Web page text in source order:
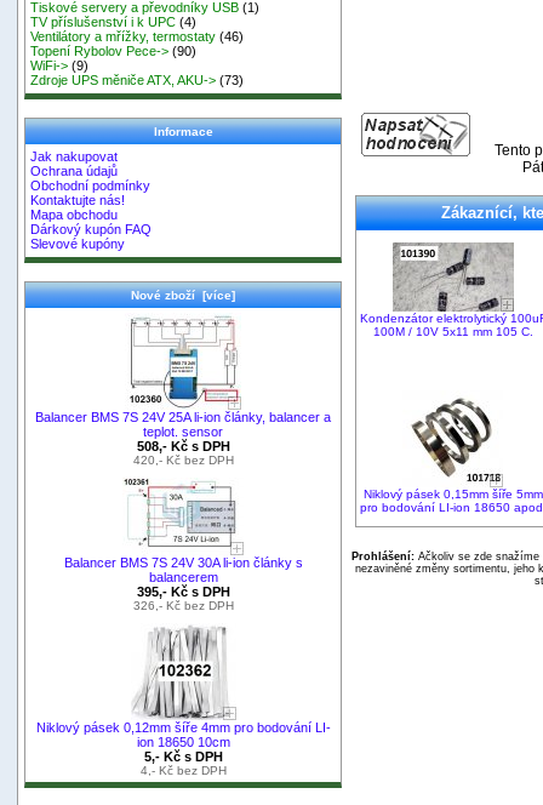
Tiskové servery a převodníky USB (1)
TV příslušenství i k UPC (4)
Ventilátory a mřížky, termostaty (46)
Topení Rybolov Pece-> (90)
WiFi-> (9)
Zdroje UPS měniče ATX, AKU-> (73)
Informace
Jak nakupovat
Ochrana údajů
Obchodní podmínky
Kontaktujte nás!
Mapa obchodu
Dárkový kupón FAQ
Slevové kupóny
Nové zboží [více]
Balancer BMS 7S 24V 25A li-ion články, balancer a
teplot. sensor
508,- Kč s DPH
420,- Kč bez DPH
Balancer BMS 7S 24V 30A li-ion články s
balancerem
395,- Kč s DPH
326,- Kč bez DPH
Niklový pásek 0,12mm šíře 4mm pro bodování LI-
ion 18650 10cm
5,- Kč s DPH
4,- Kč bez DPH
Tento
Zákaznící,
Kondenzátor elektrolytický
100M / 10V 5x11 mm 105 C.
Niklový pásek 0,15mm šíře 5mm
pro bodování LI-ion 18650
Prohlášení:Ačkoliv se zde snažíme
nezaviněné změny sortimentu, jeho